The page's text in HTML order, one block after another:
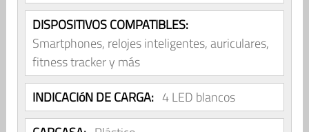
DISPOSITIVOS COMPATIBLES:
Smartphones, relojes inteligentes, auriculares,
fitness tracker y más
INDICACIóN DE CARGA: 4 LED blancos